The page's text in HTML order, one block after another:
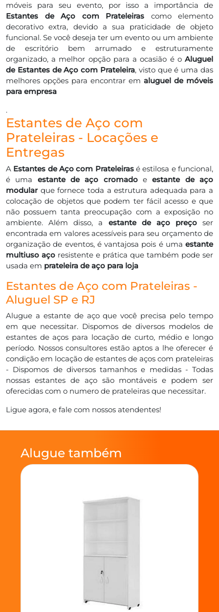
móveis para seu evento, por isso a importância de
Estantes de Aço com Prateleiras como elemento
decorativo extra, devido a sua praticidade de objeto
funcional. Se você deseja ter um evento ou um ambiente
de escritório bem arrumado e estruturamente
organizado, a melhor opção para a ocasião é o Aluguel
de Estantes de Aço com Prateleira, visto que é uma das
melhores opções para encontrar em aluguel de móveis
para empresa
.
Estantes de Aço com
Prateleiras - Locações e
Entregas
A Estantes de Aço com Prateleirasé estilosa e funcional,
é uma estante de aço cromadoeestante de aço
modularque fornece toda a estrutura adequada para a
colocação de objetos que podem ter fácil acesso e que
não possuem tanta preocupação com a exposição no
ambiente. Além disso, a estante de aço preçoser
encontrada em valores acessíveis para seu orçamento de
organização de eventos, é vantajosa pois é uma estante
multiuso aço resistente e prática que também pode ser
usada em prateleira de aço para loja
Estantes de Aço com Prateleiras -
Aluguel SP e RJ
Alugue a estante de aço que você precisa pelo tempo
em que necessitar. Dispomos de diversos modelos de
estantes de aços para locação de curto, médio e longo
período. Nossos consultores estão aptos a lhe oferecer é
condição em locação de estantes de aços com prateleiras
- Dispomos de diversos tamanhos e medidas - Todas
nossas estantes de aço são montáveis e podem ser
oferecidas com o numero de prateleiras que necessitar.
Ligue agora, e fale com nossos atendentes!
Alugue também